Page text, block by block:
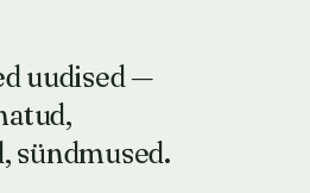
uudised —
sündmused.